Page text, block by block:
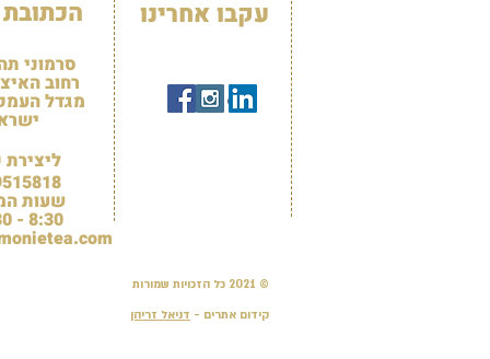
סרמוני
רחוב
מגדל העמק
שעות
8:30 - 15:30
עקבו אחרינו
© 2021 כל הזכויות שמורות
קידום אתרים - דניאל זריהן